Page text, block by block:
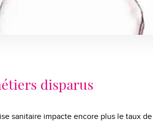
disparus
sanitaire impacte encore plus le taux